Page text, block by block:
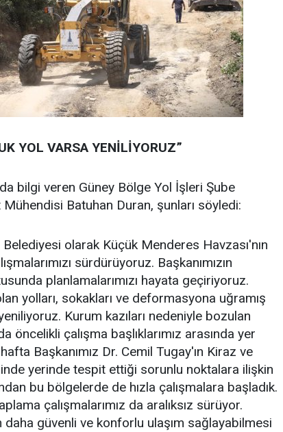
YOL VARSA YENİLİYORUZ”
bilgi veren Güney Bölge Yol İşleri Şube
Batuhan Duran, şunları söyledi:
olarak Küçük Menderes Havzası'nın
sürdürüyoruz. Başkanımızın
planlamalarımızı hayata geçiriyoruz.
yolları, sokakları ve deformasyona uğramış
Kurum kazıları nedeniyle bozulan
öncelikli çalışma başlıklarımız arasında yer
Başkanımız Dr. Cemil Tugay'ın Kiraz ve
yerinde tespit ettiği sorunlu noktalara ilişkin
bu bölgelerde de hızla çalışmalara başladık.
çalışmalarımız da aralıksız sürüyor.
daha güvenli ve konforlu ulaşım sağlayabilmesi